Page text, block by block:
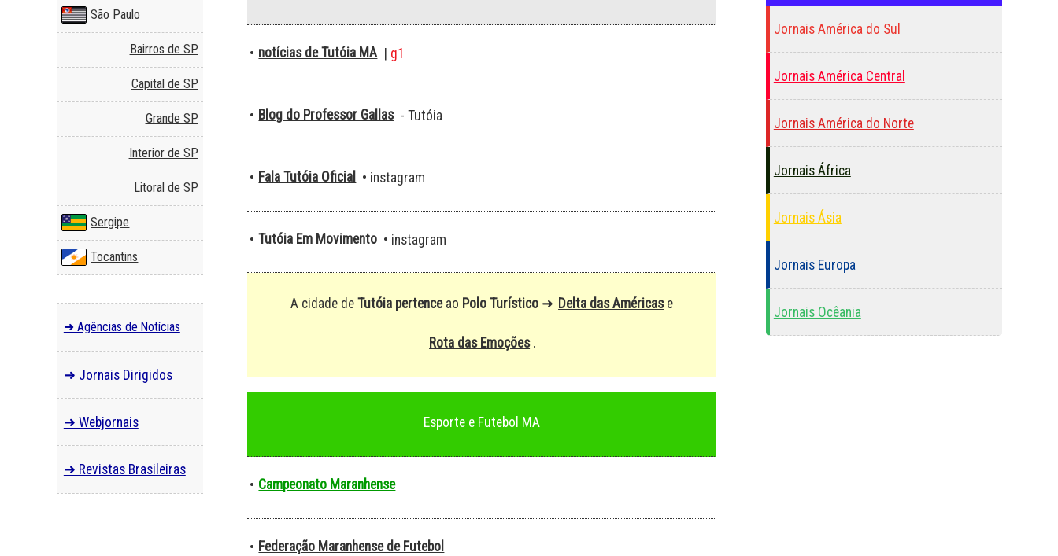
São Paulo
Bairros de SP
Capital de SP
Grande SP
Interior de SP
Litoral de SP
Sergipe
Tocantins
➜ Agências de Notícias
➜ Jornais Dirigidos
➜ Webjornais
➜ Revistas Brasileiras
• notícias de Tutóia MA | g1
• Blog do Professor Gallas - Tutóia
• Fala Tutóia Oficial • instagram
• Tutóia Em Movimento • instagram
A cidade deTutóia pertenceao Polo Turístico ➜ Delta das Américas e
Rota das Emoções .
Esporte e Futebol MA
• Campeonato Maranhense
• Federação Maranhense de Futebol
Jornais América do Sul
Jornais América Central
Jornais América do Norte
Jornais África
Jornais Ásia
Jornais Europa
Jornais Ocêania